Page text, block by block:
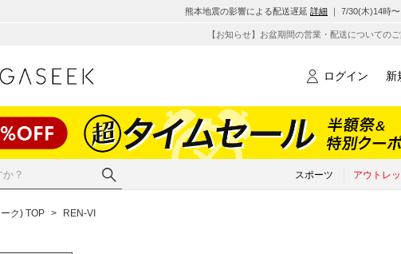
熊本地震の影響による配送遅延 詳細 ｜ 7/30(木)14時
【お知らせ】お盆期間の営業・配送についての
ログイン 新
スポーツ アウトレッ
ク) TOP > REN-VI